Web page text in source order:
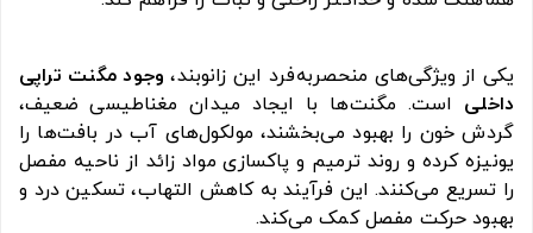
یکی از ویژگی‌های منحصربه‌فرد این زانوبند، وجود مگنت‌ تراپی
داخلی است. مگنت‌ها با ایجاد میدان مغناطیسی ضعیف،
گردش خون را بهبود می‌بخشند، مولکول‌های آب در بافت‌ها را
یونیزه کرده و روند ترمیم و پاکسازی مواد زائد از ناحیه مفصل
را تسریع می‌کنند. این فرآیند به کاهش التهاب، تسکین درد و
بهبود حرکت مفصل کمک می‌کند.